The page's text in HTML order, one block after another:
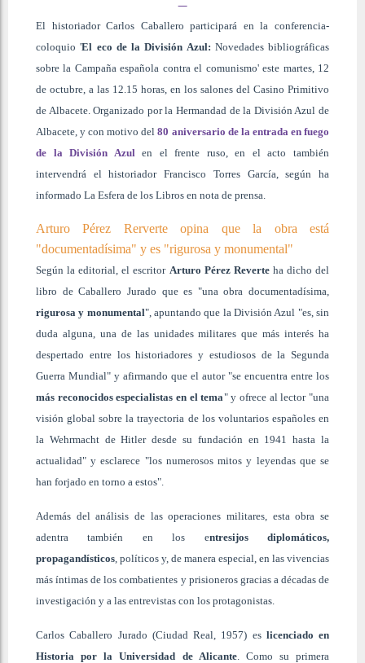
El historiador Carlos Caballero participará en la conferencia-
coloquio 'El eco de la División Azul: Novedades bibliográficas
sobre la Campaña española contra el comunismo' este martes, 12
de octubre, a las 12.15 horas, en los salones del Casino Primitivo
de Albacete. Organizado por la Hermandad de la División Azul de
Albacete, y con motivo del 80 aniversario de la entrada en fuego
de la División Azulen el frente ruso, en el acto también
intervendrá el historiador Francisco Torres García, según ha
informado La Esfera de los Libros en nota de prensa.
Arturo Pérez Rerverte opina que la obra está
"documentadísima" y es "rigurosa y monumental"
Según la editorial, el escritor Arturo Pérez Reverteha dicho del
libro de Caballero Jurado que es "una obra documentadísima,
rigurosa y monumental", apuntando que la División Azul "es, sin
duda alguna, una de las unidades militares que más interés ha
despertado entre los historiadores y estudiosos de la Segunda
Guerra Mundial" y afirmando que el autor "se encuentra entre los
más reconocidos especialistas en el tema" y ofrece al lector "una
visión global sobre la trayectoria de los voluntarios españoles en
la Wehrmacht de Hitler desde su fundación en 1941 hasta la
actualidad" y esclarece "los numerosos mitos y leyendas que se
han forjado en torno a estos".
Además del análisis de las operaciones militares, esta obra se
adentra también en los entresijos diplomáticos,
propagandísticos, políticos y, de manera especial, en las vivencias
más íntimas de los combatientes y prisioneros gracias a décadas de
investigación y a las entrevistas con los protagonistas.
Carlos Caballero Jurado (Ciudad Real, 1957) es licenciado en
Historia por la Universidad de Alicante. Como su primera